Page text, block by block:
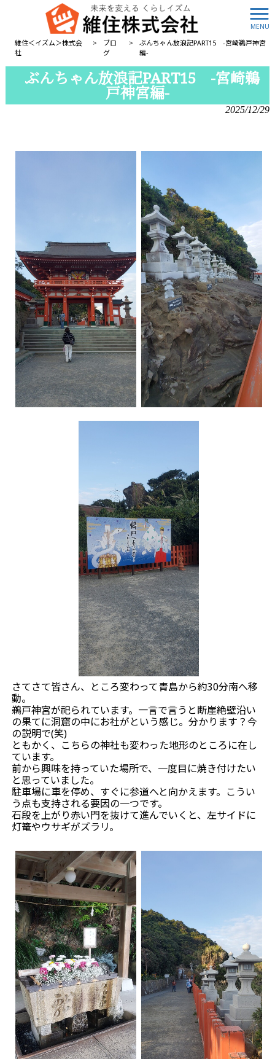
MENU
維住＜イズム＞株式会
社
>
ブロ
グ
>
ぶんちゃん放浪記PART15 -宮崎鵜戸神宮
編-
ぶんちゃん放浪記PART15 -宮崎鵜
戸神宮編-
2025/12/29
さてさて皆さん、ところ変わって青島から約30分南へ移
動。
鵜戸神宮が祀られています。一言で言うと断崖絶壁沿い
の果てに洞窟の中にお社がという感じ。分かります？今
の説明で(笑)
ともかく、こちらの神社も変わった地形のところに在し
ています。
前から興味を持っていた場所で、一度目に焼き付けたい
と思っていました。
駐車場に車を停め、すぐに参道へと向かえます。こうい
う点も支持される要因の一つです。
石段を上がり赤い門を抜けて進んでいくと、左サイドに
灯篭やウサギがズラリ。